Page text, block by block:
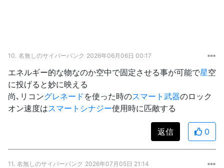
10. 名無しのサイバーパンク 2026年06月06日 00:17
エネルギー的な物なのか空中で固定させる事が可能で星空
に投げると妙に映える
尚､リコングレネード を使った時のスマート武器のロック
オン速度はスマートシナジー使用時に匹敵する
返信 0
11. 名無しのサイバーパンク 2026年07月05日 21:14